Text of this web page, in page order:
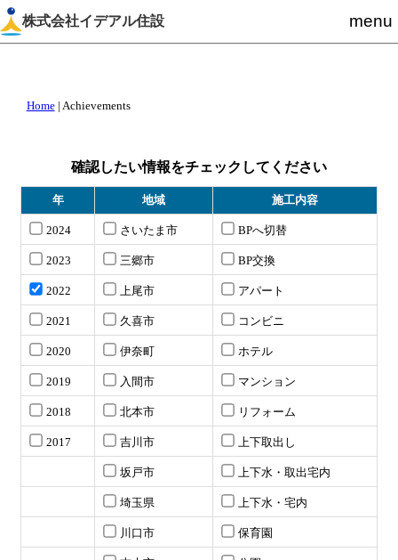
株式会社イデアル住設 menu
Home Achievements
確認したい情報をチェックしてください
年 地域 施工内容
2024 さいたま市 BPへ切替
2023 三郷市 BP交換
2022 上尾市 アパート
2021 久喜市 コンビニ
2020 伊奈町 ホテル
2019 入間市 マンション
2018 北本市 リフォーム
2017 吉川市 上下取出し
坂戸市 上下水・取出宅内
埼玉県 上下水・宅内
川口市 保育園